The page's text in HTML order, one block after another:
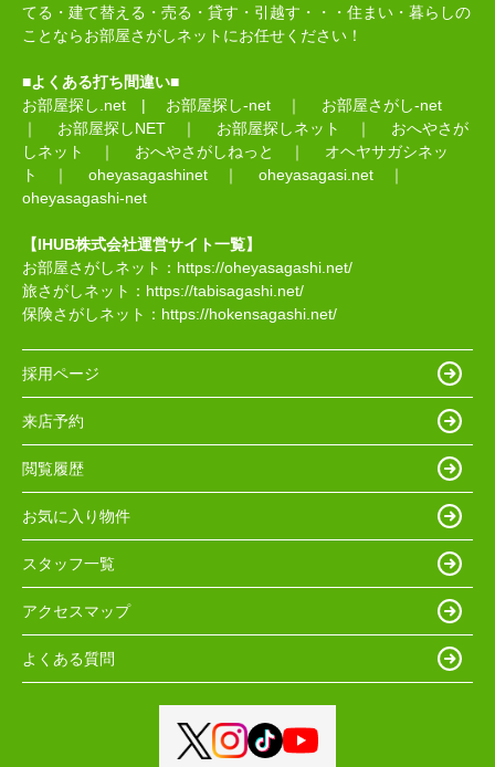
てる・建て替える・売る・貸す・引越す・・・住まい・暮らしの
ことならお部屋さがしネットにお任せください！
■よくある打ち間違い■
お部屋探し.net | お部屋探し-net ｜ お部屋さがし-net
｜ お部屋探しNET ｜ お部屋探しネット ｜ おへやさが
しネット
｜ おへやさがしねっと ｜ オヘヤサガシネッ
ト
｜ oheyasagashinet ｜ oheyasagasi.net ｜
oheyasagashi-net
【IHUB株式会社運営サイト一覧】
お部屋さがしネット： https://oheyasagashi.net/
旅さがしネット： https://tabisagashi.net/
保険さがしネット： https://hokensagashi.net/
採用ページ
来店予約
閲覧履歴
お気に入り物件
スタッフ一覧
アクセスマップ
よくある質問